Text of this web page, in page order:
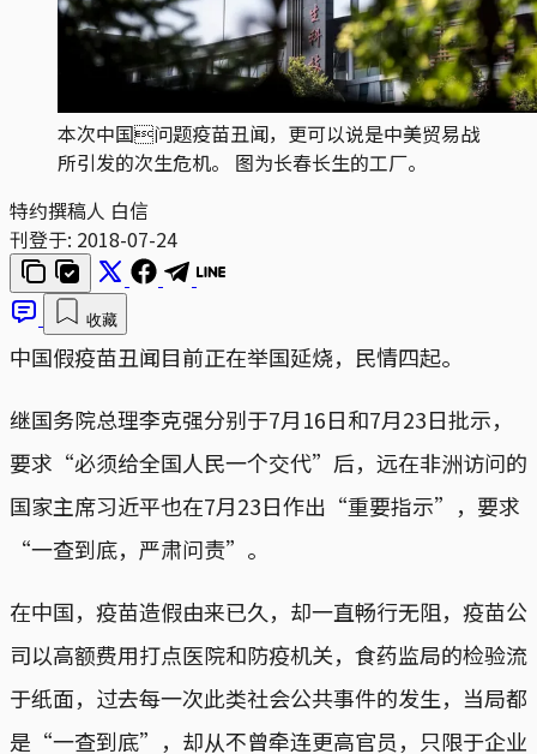
本次中国问题疫苗丑闻，更可以说是中美贸易战
所引发的次生危机。 图为长春长生的工厂。
特约撰稿人 白信
刊登于: 2018-07-24
收藏
中国假疫苗丑闻目前正在举国延烧，民情四起。
继国务院总理李克强分别于7月16日和7月23日批示，
要求“必须给全国人民一个交代”后，远在非洲访问的
国家主席习近平也在7月23日作出“重要指示”，要求
“一查到底，严肃问责”。
在中国，疫苗造假由来已久，却一直畅行无阻，疫苗公
司以高额费用打点医院和防疫机关，食药监局的检验流
于纸面，过去每一次此类社会公共事件的发生，当局都
是“一查到底”，却从不曾牵连更高官员，只限于企业